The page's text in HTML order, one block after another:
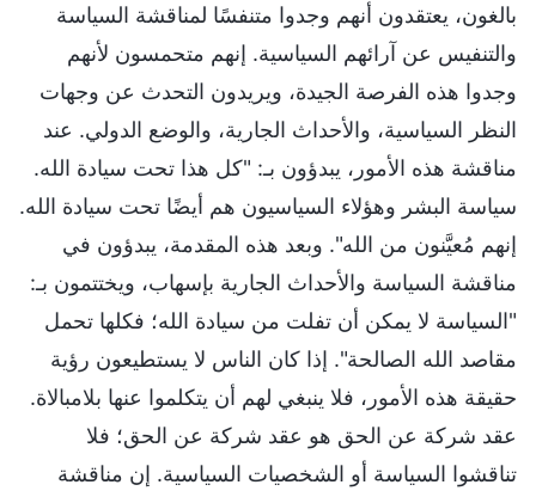
بالغون، يعتقدون أنهم وجدوا متنفسًا لمناقشة السياسة
والتنفيس عن آرائهم السياسية. إنهم متحمسون لأنهم
وجدوا هذه الفرصة الجيدة، ويريدون التحدث عن وجهات
النظر السياسية، والأحداث الجارية، والوضع الدولي. عند
مناقشة هذه الأمور، يبدؤون بـ: "كل هذا تحت سيادة الله.
سياسة البشر وهؤلاء السياسيون هم أيضًا تحت سيادة الله.
إنهم مُعيَّنون من الله". وبعد هذه المقدمة، يبدؤون في
مناقشة السياسة والأحداث الجارية بإسهاب، ويختتمون بـ:
"السياسة لا يمكن أن تفلت من سيادة الله؛ فكلها تحمل
مقاصد الله الصالحة". إذا كان الناس لا يستطيعون رؤية
حقيقة هذه الأمور، فلا ينبغي لهم أن يتكلموا عنها بلامبالاة.
عقد شركة عن الحق هو عقد شركة عن الحق؛ فلا
تناقشوا السياسة أو الشخصيات السياسية. إن مناقشة